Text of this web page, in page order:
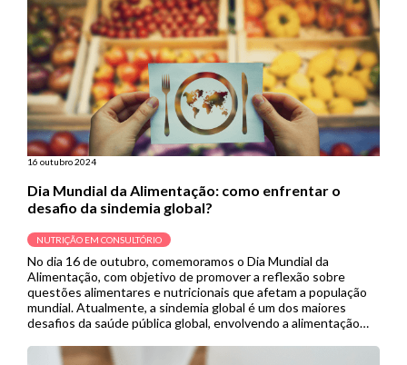
16 outubro 2024
Dia Mundial da Alimentação: como enfrentar o
desafio da sindemia global?
NUTRIÇÃO EM CONSULTÓRIO
No dia 16 de outubro, comemoramos o Dia Mundial da
Alimentação, com objetivo de promover a reflexão sobre
questões alimentares e nutricionais que afetam a população
mundial. Atualmente, a sindemia global é um dos maiores
desafios da saúde pública global, envolvendo a alimentação
de pandemias que […]